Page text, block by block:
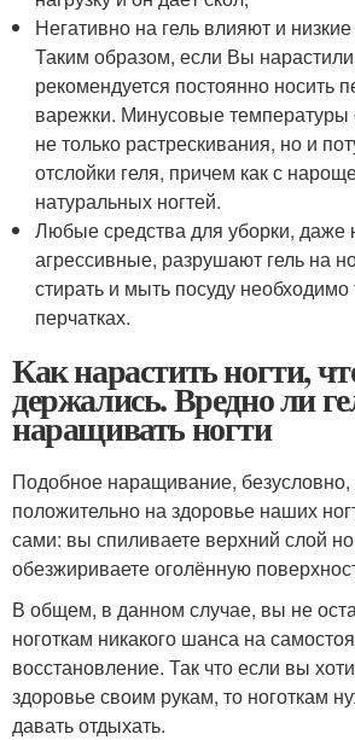
Негативно на гель влияют и
Таким образом, если Вы
рекомендуется постоянно носить
варежки. Минусовые
не только растрескивания, но и
отслойки геля, причем как с
натуральных ногтей.
Любые средства для уборки, даже
агрессивные, разрушают гель на
стирать и мыть посуду необходимо
перчатках.
Как нарастить ногти,
держались. Вредно ли
наращивать ногти
Подобное наращивание, безусловно,
положительно на здоровье наших
сами: вы спиливаете верхний слой
обезжириваете оголённую
В общем, в данном случае, вы не
ноготкам никакого шанса на
восстановление. Так что если вы
здоровье своим рукам, то ноготкам
давать отдыхать.